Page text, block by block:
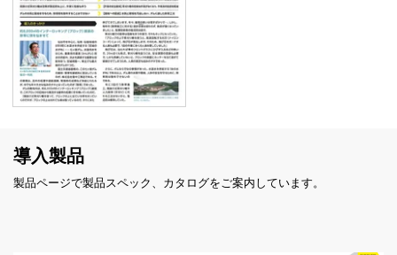
導入製品
製品ページで製品スペック、カタログをご案内しています。